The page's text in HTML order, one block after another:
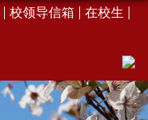
校领导信箱
在校生